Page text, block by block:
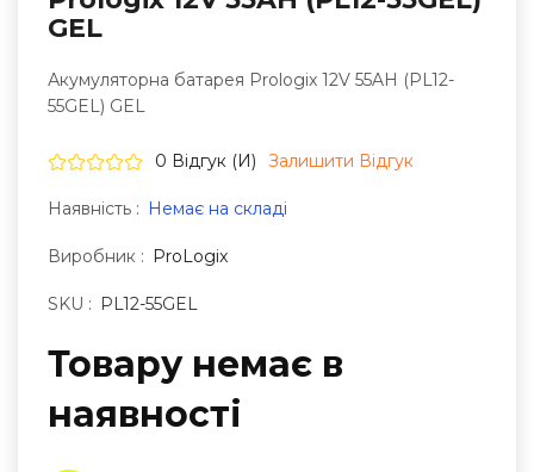
GEL
Акумуляторна батарея Prologix 12V 55AH (PL12-
55GEL) GEL
0 Відгук (и) Залишити Вiдгук
Наявність : Немає на складі
Виробник : ProLogix
SKU : PL12-55GEL
Товару немає в
наявностi